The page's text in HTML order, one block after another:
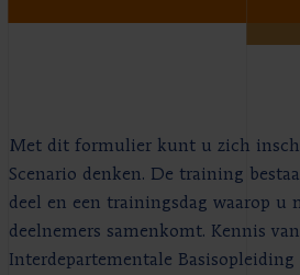
Met dit formulier kunt u zich
Scenario denken. De training
deel en een trainingsdag waarop u
deelnemers samenkomt. Kennis
Interdepartementale Basisopleiding